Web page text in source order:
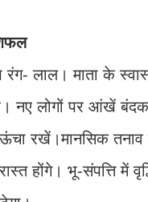
लाल। माता के
नए लोगों पर आंखें
रखें।मानसिक तनाव
होंगे। भू-संपत्ति में